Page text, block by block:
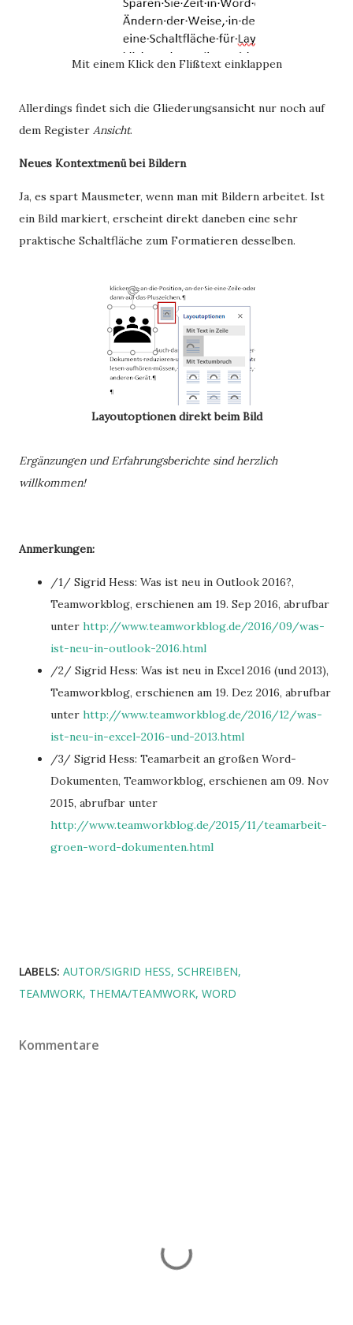
Mit einem Klick den Flißtext einklappen
Allerdings findet sich die Gliederungsansicht nur noch auf
dem Register Ansicht.
Neues Kontextmenü bei Bildern
Ja, es spart Mausmeter, wenn man mit Bildern arbeitet. Ist
ein Bild markiert, erscheint direkt daneben eine sehr
praktische Schaltfläche zum Formatieren desselben.
Layoutoptionen direkt beim Bild
Ergänzungen und Erfahrungsberichte sind herzlich
willkommen!
Anmerkungen:
/1/ Sigrid Hess: Was ist neu in Outlook 2016?,
Teamworkblog, erschienen am 19. Sep 2016, abrufbar
unter http://www.teamworkblog.de/2016/09/was-
ist-neu-in-outlook-2016.html
/2/ Sigrid Hess: Was ist neu in Excel 2016 (und 2013),
Teamworkblog, erschienen am 19. Dez 2016, abrufbar
unter http://www.teamworkblog.de/2016/12/was-
ist-neu-in-excel-2016-und-2013.html
/3/ Sigrid Hess: Teamarbeit an großen Word-
Dokumenten, Teamworkblog, erschienen am 09. Nov
2015, abrufbar unter
http://www.teamworkblog.de/2015/11/teamarbeit-
groen-word-dokumenten.html
LABELS: AUTOR/SIGRID HESS SCHREIBEN
TEAMWORK THEMA/TEAMWORK WORD
Kommentare